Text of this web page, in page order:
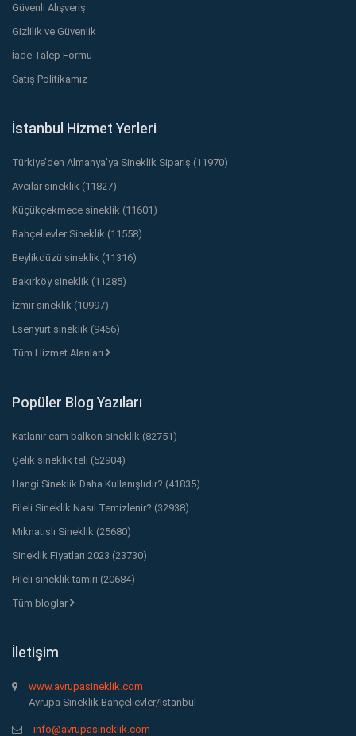
Güvenli Alışveriş
Gizlilik ve Güvenlik
İade Talep Formu
Satış Politikamız
İstanbul Hizmet Yerleri
Türkiye’den Almanya’ya Sineklik Sipariş (11970)
Avcılar sineklik (11827)
Küçükçekmece sineklik (11601)
Bahçelievler Sineklik (11558)
Beylikdüzü sineklik (11316)
Bakırköy sineklik (11285)
İzmir sineklik (10997)
Esenyurt sineklik (9466)
Tüm Hizmet Alanları
Popüler Blog Yazıları
Katlanır cam balkon sineklik (82751)
Çelik sineklik teli (52904)
Hangi Sineklik Daha Kullanışlıdır? (41835)
Pileli Sineklik Nasıl Temizlenir? (32938)
Mıknatıslı Sineklik (25680)
Sineklik Fiyatları 2023 (23730)
Pileli sineklik tamiri (20684)
Tüm bloglar
İletişim
www.avrupasineklik.com
Avrupa Sineklik Bahçelievler/İstanbul
info@avrupasineklik.com